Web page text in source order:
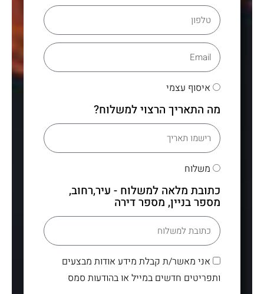
איסוף עצמי
מה התאריך הרצוי למשלוח?
משלוח
כתובת מלאה למשלוח - עיר,רחוב,
מספר בניין, מספר דירה
אני מאשר/ת קבלת מידע אודות מבצעים
ותפריטים חדשים במייל או בהודעות סמס